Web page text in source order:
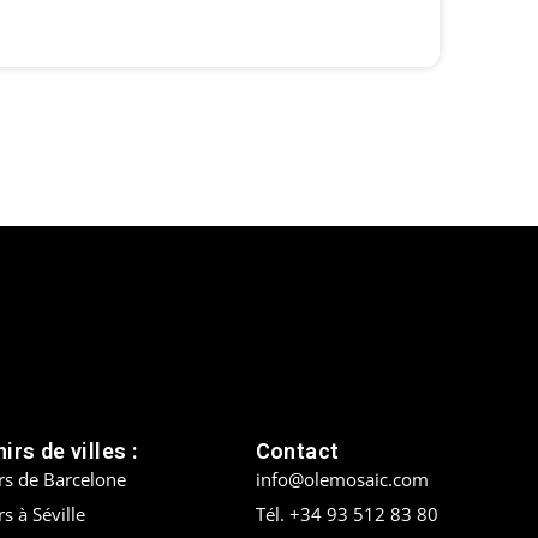
de villes :
de Barcelone
à Séville
Contact
info@olemosaic.com
Tél. +34 93 512 83 80